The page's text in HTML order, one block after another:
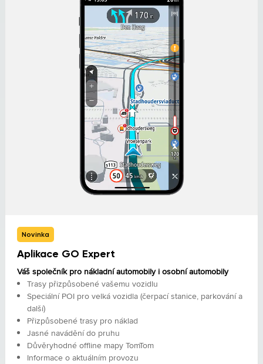
Novinka
Aplikace GO Expert
Váš společník pro nákladní automobily i osobní automobily
Trasy přizpůsobené vašemu vozidlu
Speciální POI pro velká vozidla (čerpací stanice, parkování a
další)
Přizpůsobené trasy pro náklad
Jasné navádění do pruhu
Důvěryhodné offline mapy TomTom
Informace o aktuálním provozu